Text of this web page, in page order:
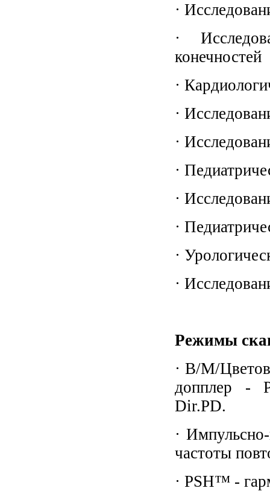
·
·
конечностей
·
·
·
·
·
·
·
·
Режимы
· B/M/
допплер -
Dir.PD.
·
частоты
· PSH™ -